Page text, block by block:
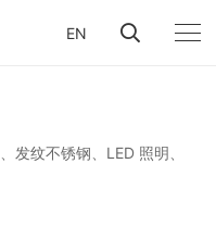
EN
纹不锈钢、LED 照明、